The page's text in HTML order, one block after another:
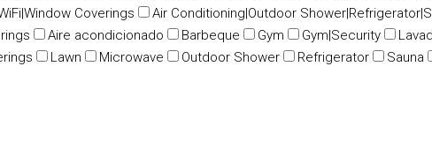
Coverings
Air Conditioning|Outdoor
Aire acondicionado Barbeque Gym Gym|Security
Lawn Microwave Outdoor Shower Refrigerator Sauna